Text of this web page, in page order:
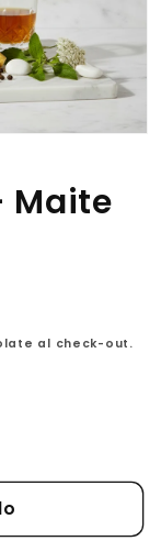
Maite
al check-out.